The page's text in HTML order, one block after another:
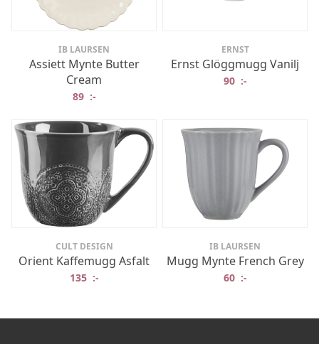
IB LAURSEN
Assiett Mynte Butter
Cream
89 :-
ERNST
Ernst Glöggmugg Vanilj
90 :-
CULT DESIGN
Orient Kaffemugg Asfalt
135 :-
IB LAURSEN
Mugg Mynte French Grey
60 :-